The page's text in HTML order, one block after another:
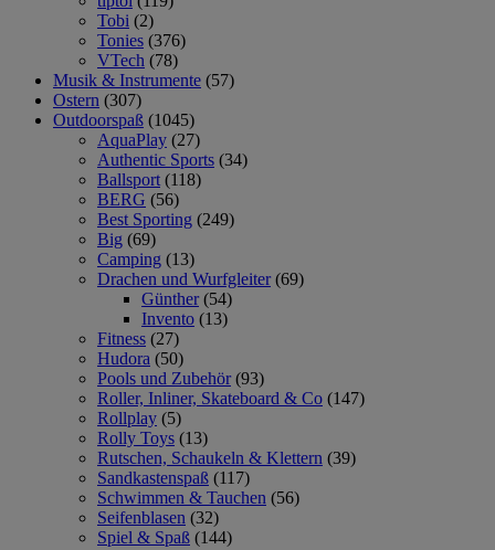
Tobi (2)
Tonies (376)
VTech (78)
Musik & Instrumente (57)
Ostern (307)
Outdoorspaß (1045)
AquaPlay (27)
Authentic Sports (34)
Ballsport (118)
BERG (56)
Best Sporting (249)
Big (69)
Camping (13)
Drachen und Wurfgleiter (69)
Günther (54)
Invento (13)
Fitness (27)
Hudora (50)
Pools und Zubehör (93)
Roller, Inliner, Skateboard & Co (147)
Rollplay (5)
Rolly Toys (13)
Rutschen, Schaukeln & Klettern (39)
Sandkastenspaß (117)
Schwimmen & Tauchen (56)
Seifenblasen (32)
Spiel & Spaß (144)